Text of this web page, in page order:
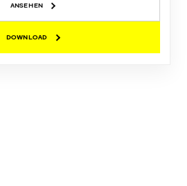
ANSEHEN
DOWNLOAD